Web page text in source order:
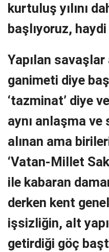
kurtuluş yılını
başlıyoruz,
Yapılan savaşlar
ganimeti diye
‘tazminat’ diye
aynı anlaşma
alınan ama
‘Vatan-Millet
ile kabaran
derken kent
işsizliğin, alt
getirdiği göç